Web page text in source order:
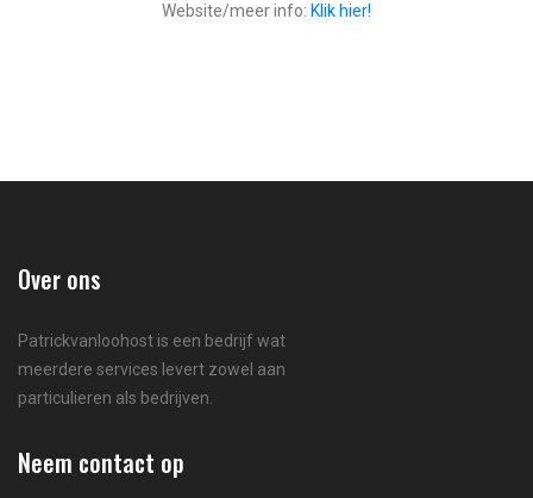
Website/meer info: Klik hier!
Over ons
Patrickvanloohost is een bedrijf wat
meerdere services levert zowel aan
particulieren als bedrijven.
Neem contact op